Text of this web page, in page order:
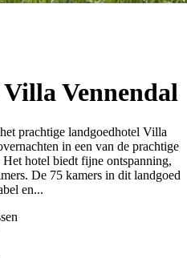
Vennendal
prachtige landgoedhotel Villa
in een van de prachtige
hotel biedt fijne ontspanning,
De 75 kamers in dit landgoed
en...